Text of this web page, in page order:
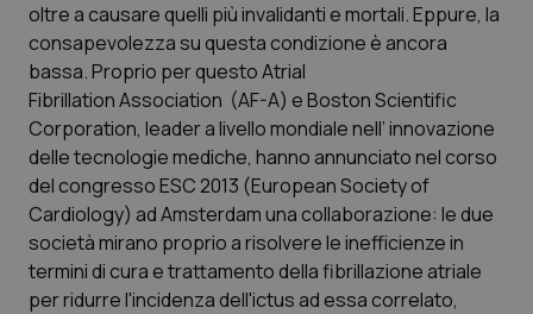
Edizioni Regionali
QS Pro
Professionisti Sanitari.AI
Abruzzo
Basilicata
QS Pro Gold
Artrite & artrosi
QS Club Newsletter
oltre a causare quelli più invalidanti e mortali. Eppure, la
consapevolezza su questa condizione è ancora
bassa. Proprio per questo Atrial
Fibrillation Association (AF-A) e Boston Scientific
Corporation, leader a livello mondiale nell’ innovazione
delle tecnologie mediche, hanno annunciato nel corso
del congresso ESC 2013 (European Society of
Cardiology) ad Amsterdam una collaborazione: le due
società mirano proprio a risolvere le inefficienze in
termini di cura e trattamento della fibrillazione atriale
per ridurre l'incidenza dell'ictus ad essa correlato,